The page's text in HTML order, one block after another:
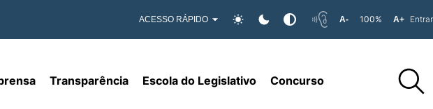
ACESSO RÁPIDO A- 100% A+ Entrar
Transparência Escola do Legislativo Concurso